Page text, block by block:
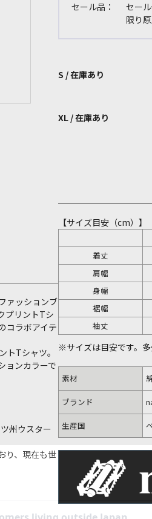
ァッションブ
プリントTシ
コラボアイテ
Tシャツ。
ョンカラーで
州ウスター
り、現在も世
セール品：
セー
限り
S / 在庫あり
XL / 在庫あり
【サイズ目安（cm）】
着丈
肩幅
身幅
裾幅
袖丈
※サイズは目安です。多
素材
ブランド
生産国